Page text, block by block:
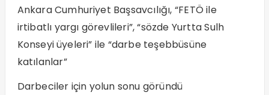
Ankara Cumhuriyet Başsavcılığı, “FETÖ ile
irtibatlı yargı görevlileri”, “sözde Yurtta Sulh
Konseyi üyeleri” ile “darbe teşebbüsüne
katılanlar”
Darbeciler için yolun sonu göründü